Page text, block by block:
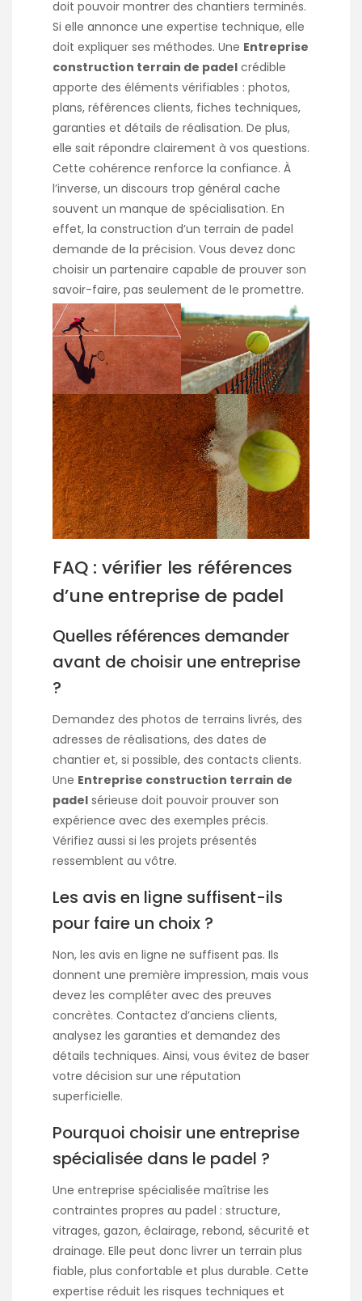
doit pouvoir montrer des chantiers terminés.
Si elle annonce une expertise technique, elle
doit expliquer ses méthodes. Une Entreprise
construction terrain de padel crédible
apporte des éléments vérifiables : photos,
plans, références clients, fiches techniques,
garanties et détails de réalisation. De plus,
elle sait répondre clairement à vos questions.
Cette cohérence renforce la confiance. À
l’inverse, un discours trop général cache
souvent un manque de spécialisation. En
effet, la construction d’un terrain de padel
demande de la précision. Vous devez donc
choisir un partenaire capable de prouver son
savoir-faire, pas seulement de le promettre.
FAQ : vérifier les références
d’une entreprise de padel
Quelles références demander
avant de choisir une entreprise
?
Demandez des photos de terrains livrés, des
adresses de réalisations, des dates de
chantier et, si possible, des contacts clients.
Une Entreprise construction terrain de
padel sérieuse doit pouvoir prouver son
expérience avec des exemples précis.
Vérifiez aussi si les projets présentés
ressemblent au vôtre.
Les avis en ligne suffisent-ils
pour faire un choix ?
Non, les avis en ligne ne suffisent pas. Ils
donnent une première impression, mais vous
devez les compléter avec des preuves
concrètes. Contactez d’anciens clients,
analysez les garanties et demandez des
détails techniques. Ainsi, vous évitez de baser
votre décision sur une réputation
superficielle.
Pourquoi choisir une entreprise
spécialisée dans le padel ?
Une entreprise spécialisée maîtrise les
contraintes propres au padel : structure,
vitrages, gazon, éclairage, rebond, sécurité et
drainage. Elle peut donc livrer un terrain plus
fiable, plus confortable et plus durable. Cette
expertise réduit les risques techniques et